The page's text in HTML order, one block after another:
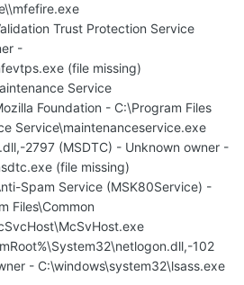
Trust Protection Service
-
(file missing)
Service
Foundation - C:\Program Files
Service\maintenanceservice.exe
2797 (MSDTC) - Unknown owner -
(file missing)
Spam Service (MSK80Service) -
Files\Common
102
- C:\windows\system32\lsass.exe